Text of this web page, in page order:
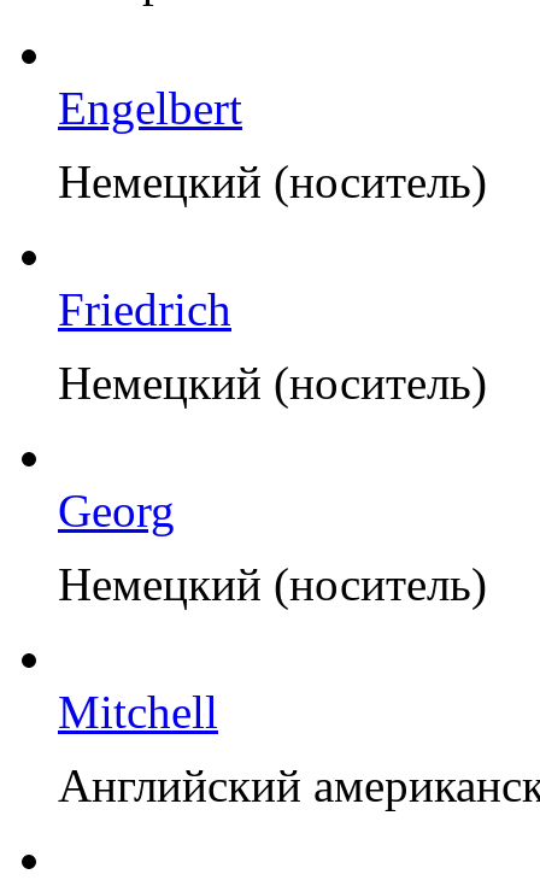
Engelbert
Немецкий (носитель)
Friedrich
Немецкий (носитель)
Georg
Немецкий (носитель)
Mitchell
Английский